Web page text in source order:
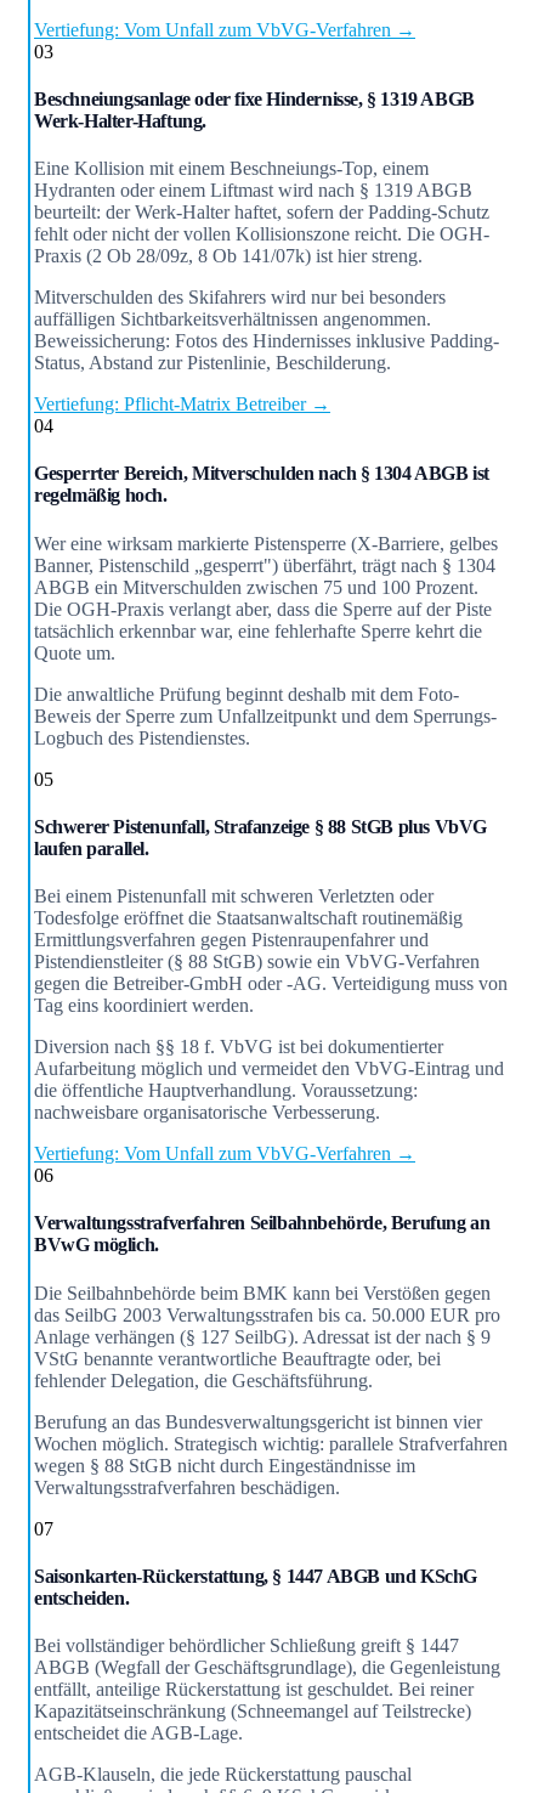
Vertiefung: Vom Unfall zum VbVG-Verfahren →
03
Beschneiungsanlage oder fixe Hindernisse, § 1319 ABGB
Werk-Halter-Haftung.
Eine Kollision mit einem Beschneiungs-Top, einem
Hydranten oder einem Liftmast wird nach § 1319 ABGB
beurteilt: der Werk-Halter haftet, sofern der Padding-Schutz
fehlt oder nicht der vollen Kollisionszone reicht. Die OGH-
Praxis (2 Ob 28/09z, 8 Ob 141/07k) ist hier streng.
Mitverschulden des Skifahrers wird nur bei besonders
auffälligen Sichtbarkeitsverhältnissen angenommen.
Beweissicherung: Fotos des Hindernisses inklusive Padding-
Status, Abstand zur Pistenlinie, Beschilderung.
Vertiefung: Pflicht-Matrix Betreiber →
04
Gesperrter Bereich, Mitverschulden nach § 1304 ABGB ist
regelmäßig hoch.
Wer eine wirksam markierte Pistensperre (X-Barriere, gelbes
Banner, Pistenschild „gesperrt") überfährt, trägt nach § 1304
ABGB ein Mitverschulden zwischen 75 und 100 Prozent.
Die OGH-Praxis verlangt aber, dass die Sperre auf der Piste
tatsächlich erkennbar war, eine fehlerhafte Sperre kehrt die
Quote um.
Die anwaltliche Prüfung beginnt deshalb mit dem Foto-
Beweis der Sperre zum Unfallzeitpunkt und dem Sperrungs-
Logbuch des Pistendienstes.
05
Schwerer Pistenunfall, Strafanzeige § 88 StGB plus VbVG
laufen parallel.
Bei einem Pistenunfall mit schweren Verletzten oder
Todesfolge eröffnet die Staatsanwaltschaft routinemäßig
Ermittlungsverfahren gegen Pistenraupenfahrer und
Pistendienstleiter (§ 88 StGB) sowie ein VbVG-Verfahren
gegen die Betreiber-GmbH oder -AG. Verteidigung muss von
Tag eins koordiniert werden.
Diversion nach §§ 18 f. VbVG ist bei dokumentierter
Aufarbeitung möglich und vermeidet den VbVG-Eintrag und
die öffentliche Hauptverhandlung. Voraussetzung:
nachweisbare organisatorische Verbesserung.
Vertiefung: Vom Unfall zum VbVG-Verfahren →
06
Verwaltungsstrafverfahren Seilbahnbehörde, Berufung an
BVwG möglich.
Die Seilbahnbehörde beim BMK kann bei Verstößen gegen
das SeilbG 2003 Verwaltungsstrafen bis ca. 50.000 EUR pro
Anlage verhängen (§ 127 SeilbG). Adressat ist der nach § 9
VStG benannte verantwortliche Beauftragte oder, bei
fehlender Delegation, die Geschäftsführung.
Berufung an das Bundesverwaltungsgericht ist binnen vier
Wochen möglich. Strategisch wichtig: parallele Strafverfahren
wegen § 88 StGB nicht durch Eingeständnisse im
Verwaltungsstrafverfahren beschädigen.
07
Saisonkarten-Rückerstattung, § 1447 ABGB und KSchG
entscheiden.
Bei vollständiger behördlicher Schließung greift § 1447
ABGB (Wegfall der Geschäftsgrundlage), die Gegenleistung
entfällt, anteilige Rückerstattung ist geschuldet. Bei reiner
Kapazitätseinschränkung (Schneemangel auf Teilstrecke)
entscheidet die AGB-Lage.
AGB-Klauseln, die jede Rückerstattung pauschal